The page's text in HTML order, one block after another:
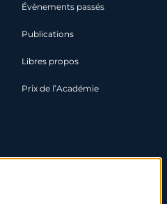
Évènements passés
Publications
Libres propos
Prix de l’Académie